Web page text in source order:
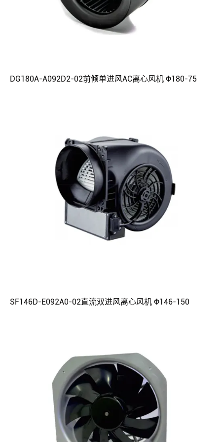
DG180A-A092D2-02前倾单进风AC离心风机 Φ180-75
SF146D-E092A0-02直流双进风离心风机 Φ146-150